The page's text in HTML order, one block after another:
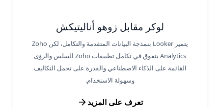
لوكر مقابل زوهو أناليتيكش
يتميز Looker بنمذجة البيانات المتقدمة والتكامل، لكن Zoho
Analytics يتفوق في تكامل تطبيقات Zoho السلس والرؤى
القائمة على الذكاء الاصطناعي والقدرة على تحمل التكاليف
وسهولة الاستخدام.
تعرف على المزيد